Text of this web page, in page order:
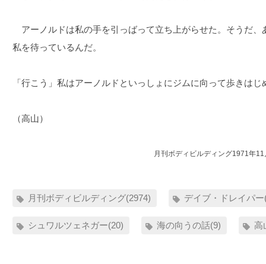
アーノルドは私の手を引っばって立ち上がらせた。そうだ、
私を待っているんだ。
「行こう」私はアーノルドといっしょにジムに向って歩きはじ
（高山）
月刊ボディビルディング1971年11
月刊ボディビルディング(2974) デイブ・ドレイパ
シュワルツェネガー(20) 海の向うの話(9) 高